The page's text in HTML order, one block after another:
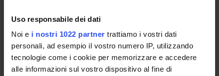
Uso responsabile dei dati
Noi e i nostri 1022 partner trattiamo i vostri dati
personali, ad esempio il vostro numero IP, utilizzando
tecnologie come i cookie per memorizzare e accedere
alle informazioni sul vostro dispositivo al fine di
INCARICHI
ORGANIZZAZIONE